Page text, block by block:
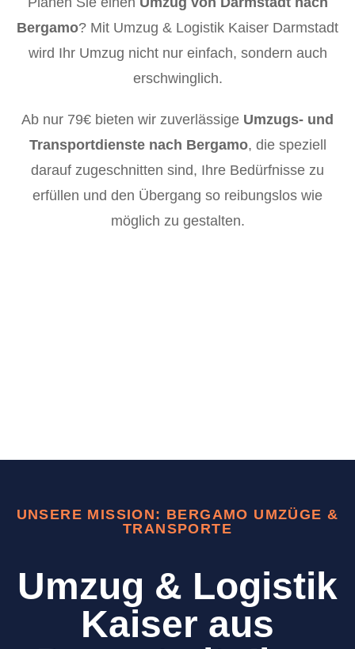
Bergamo? Mit Umzug & Logistik Kaiser Darmstadt
wird Ihr Umzug nicht nur einfach, sondern auch
erschwinglich.
Ab nur 79€ bieten wir zuverlässige Umzugs- und
Transportdienste nach Bergamo, die speziell
darauf zugeschnitten sind, Ihre Bedürfnisse zu
erfüllen und den Übergang so reibungslos wie
möglich zu gestalten.
UNSERE MISSION: BERGAMO UMZÜGE &
TRANSPORTE
Umzug & Logistik
Kaiser aus